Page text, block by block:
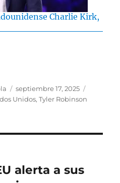
Charlie Kirk,
P
u
o
septiembre 17, 2025
Unidos,Tyler Robinson
alerta a sus